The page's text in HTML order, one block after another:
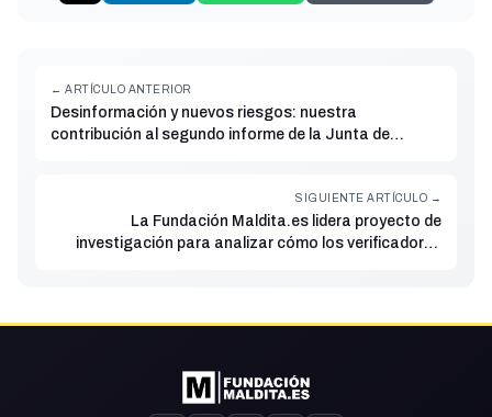
← ARTÍCULO ANTERIOR
Desinformación y nuevos riesgos: nuestra
contribución al segundo informe de la Junta de
SIGUIENTE ARTÍCULO →
La Fundación Maldita.es lidera proyecto de
investigación para analizar cómo los verificadores